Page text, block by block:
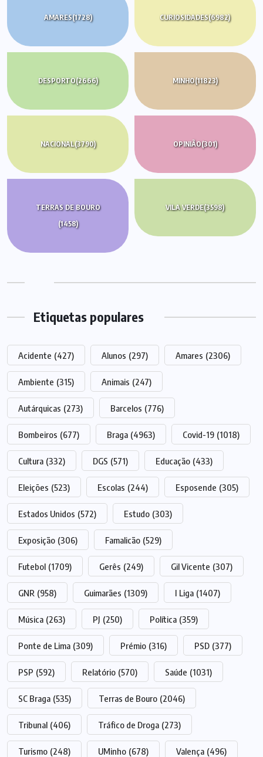
AMARES(1728) CURIOSIDADES(6982)
DESPORTO(2666) MINHO(11823)
NACIONAL(3790) OPINIÃO(301)
TERRAS DE BOURO
(1458)
VILA VERDE(3598)
Etiquetas populares
Acidente (427) Alunos (297) Amares (2306)
Ambiente (315) Animais (247)
Autárquicas (273) Barcelos (776)
Bombeiros (677) Braga (4963) Covid-19 (1018)
Cultura (332) DGS (571) Educação (433)
Eleições (523) Escolas (244) Esposende (305)
Estados Unidos (572) Estudo (303)
Exposição (306) Famalicão (529)
Futebol (1709) Gerês (249) Gil Vicente (307)
GNR (958) Guimarães (1309) I Liga (1407)
Música (263) PJ (250) Política (359)
Ponte de Lima (309) Prémio (316) PSD (377)
PSP (592) Relatório (570) Saúde (1031)
SC Braga (535) Terras de Bouro (2046)
Tribunal (406) Tráfico de Droga (273)
Turismo (248) UMinho (678) Valença (496)